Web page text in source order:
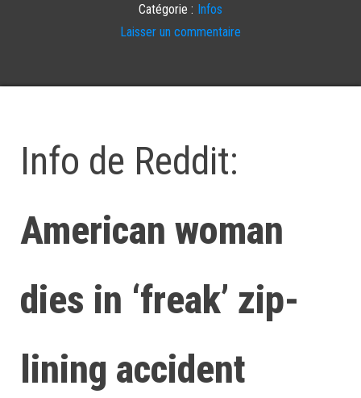
Catégorie : Infos
Laisser un commentaire
Info de Reddit:
American woman
dies in ‘freak’ zip-
lining accident